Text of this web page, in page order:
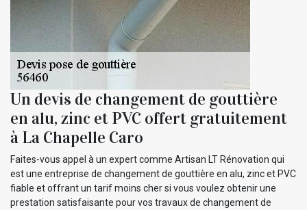
Un devis de changement de gouttière
en alu, zinc et PVC offert gratuitement
à La Chapelle Caro
Faites-vous appel à un expert comme Artisan LT Rénovation qui
est une entreprise de changement de gouttière en alu, zinc et PVC
fiable et offrant un tarif moins cher si vous voulez obtenir une
prestation satisfaisante pour vos travaux de changement de